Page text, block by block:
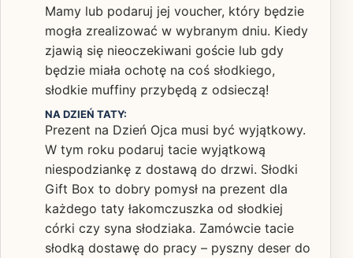
Mamy lub podaruj jej voucher, który będzie
mogła zrealizować w wybranym dniu. Kiedy
zjawią się nieoczekiwani goście lub gdy
będzie miała ochotę na coś słodkiego,
słodkie muffiny przybędą z odsieczą!
NA DZIEŃ TATY:
Prezent na Dzień Ojca musi być wyjątkowy.
W tym roku podaruj tacie wyjątkową
niespodziankę z dostawą do drzwi. Słodki
Gift Box to dobry pomysł na prezent dla
każdego taty łakomczuszka od słodkiej
córki czy syna słodziaka. Zamówcie tacie
słodką dostawę do pracy – pyszny deser do